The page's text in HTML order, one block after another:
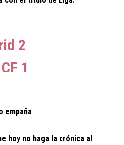
2
1
empaña
hoy no haga la crónica al